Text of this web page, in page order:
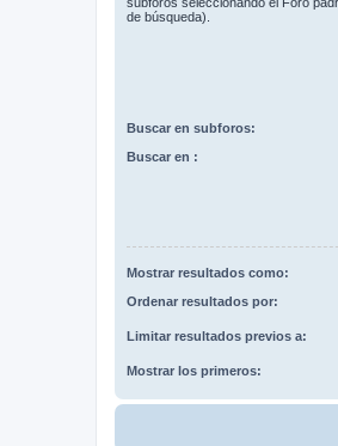
de búsqueda).
Buscar en subforos:
Buscar en :
Mostrar resultados como:
Ordenar resultados por:
Limitar resultados previos a:
Mostrar los primeros: